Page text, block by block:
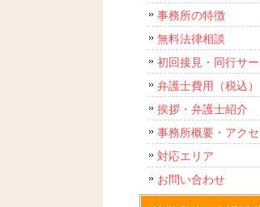
事務所の特徴
無料法律相談
初回接見・同行サ
弁護士費用（税込）
挨拶・弁護士紹介
事務所概要・アク
対応エリア
お問い合わせ